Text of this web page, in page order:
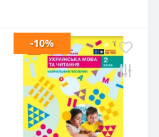
-10%